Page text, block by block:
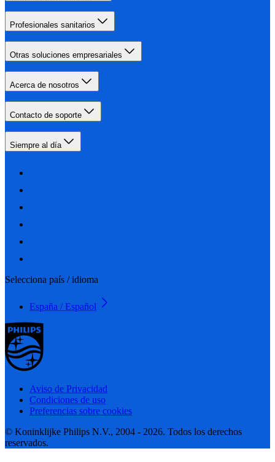
Profesionales sanitarios
Otras soluciones empresariales
Acerca de nosotros
Contacto de soporte
Siempre al día
Selecciona país / idioma
España / Español
Aviso de Privacidad
Condiciones de uso
Preferencias sobre cookies
© Koninklijke Philips N.V., 2004 - 2026. Todos los derechos
reservados.